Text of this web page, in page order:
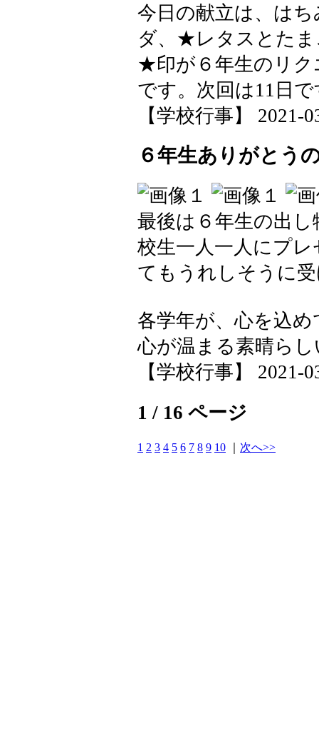
今日の献立は、は
ダ、★レタスとたま
★印が６年生のリク
です。次回は11日
【学校行事】 2021-
６年生ありがとう
最後は６年生の出
校生一人一人にプ
てもうれしそうに
各学年が、心を込
心が温まる素晴ら
【学校行事】 2021-
1 / 16 ページ
1 2 3 4 5 6 7 8 9 10 次へ>>